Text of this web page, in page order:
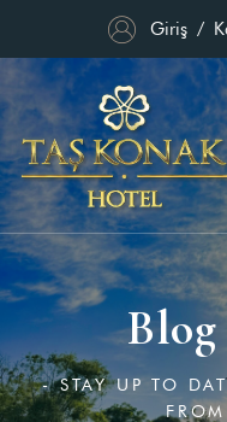
Giriş /
- STAY UP TO